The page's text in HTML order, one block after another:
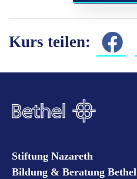
Kurs teilen:
Stiftung Nazareth
Bildung & Beratung Bethel